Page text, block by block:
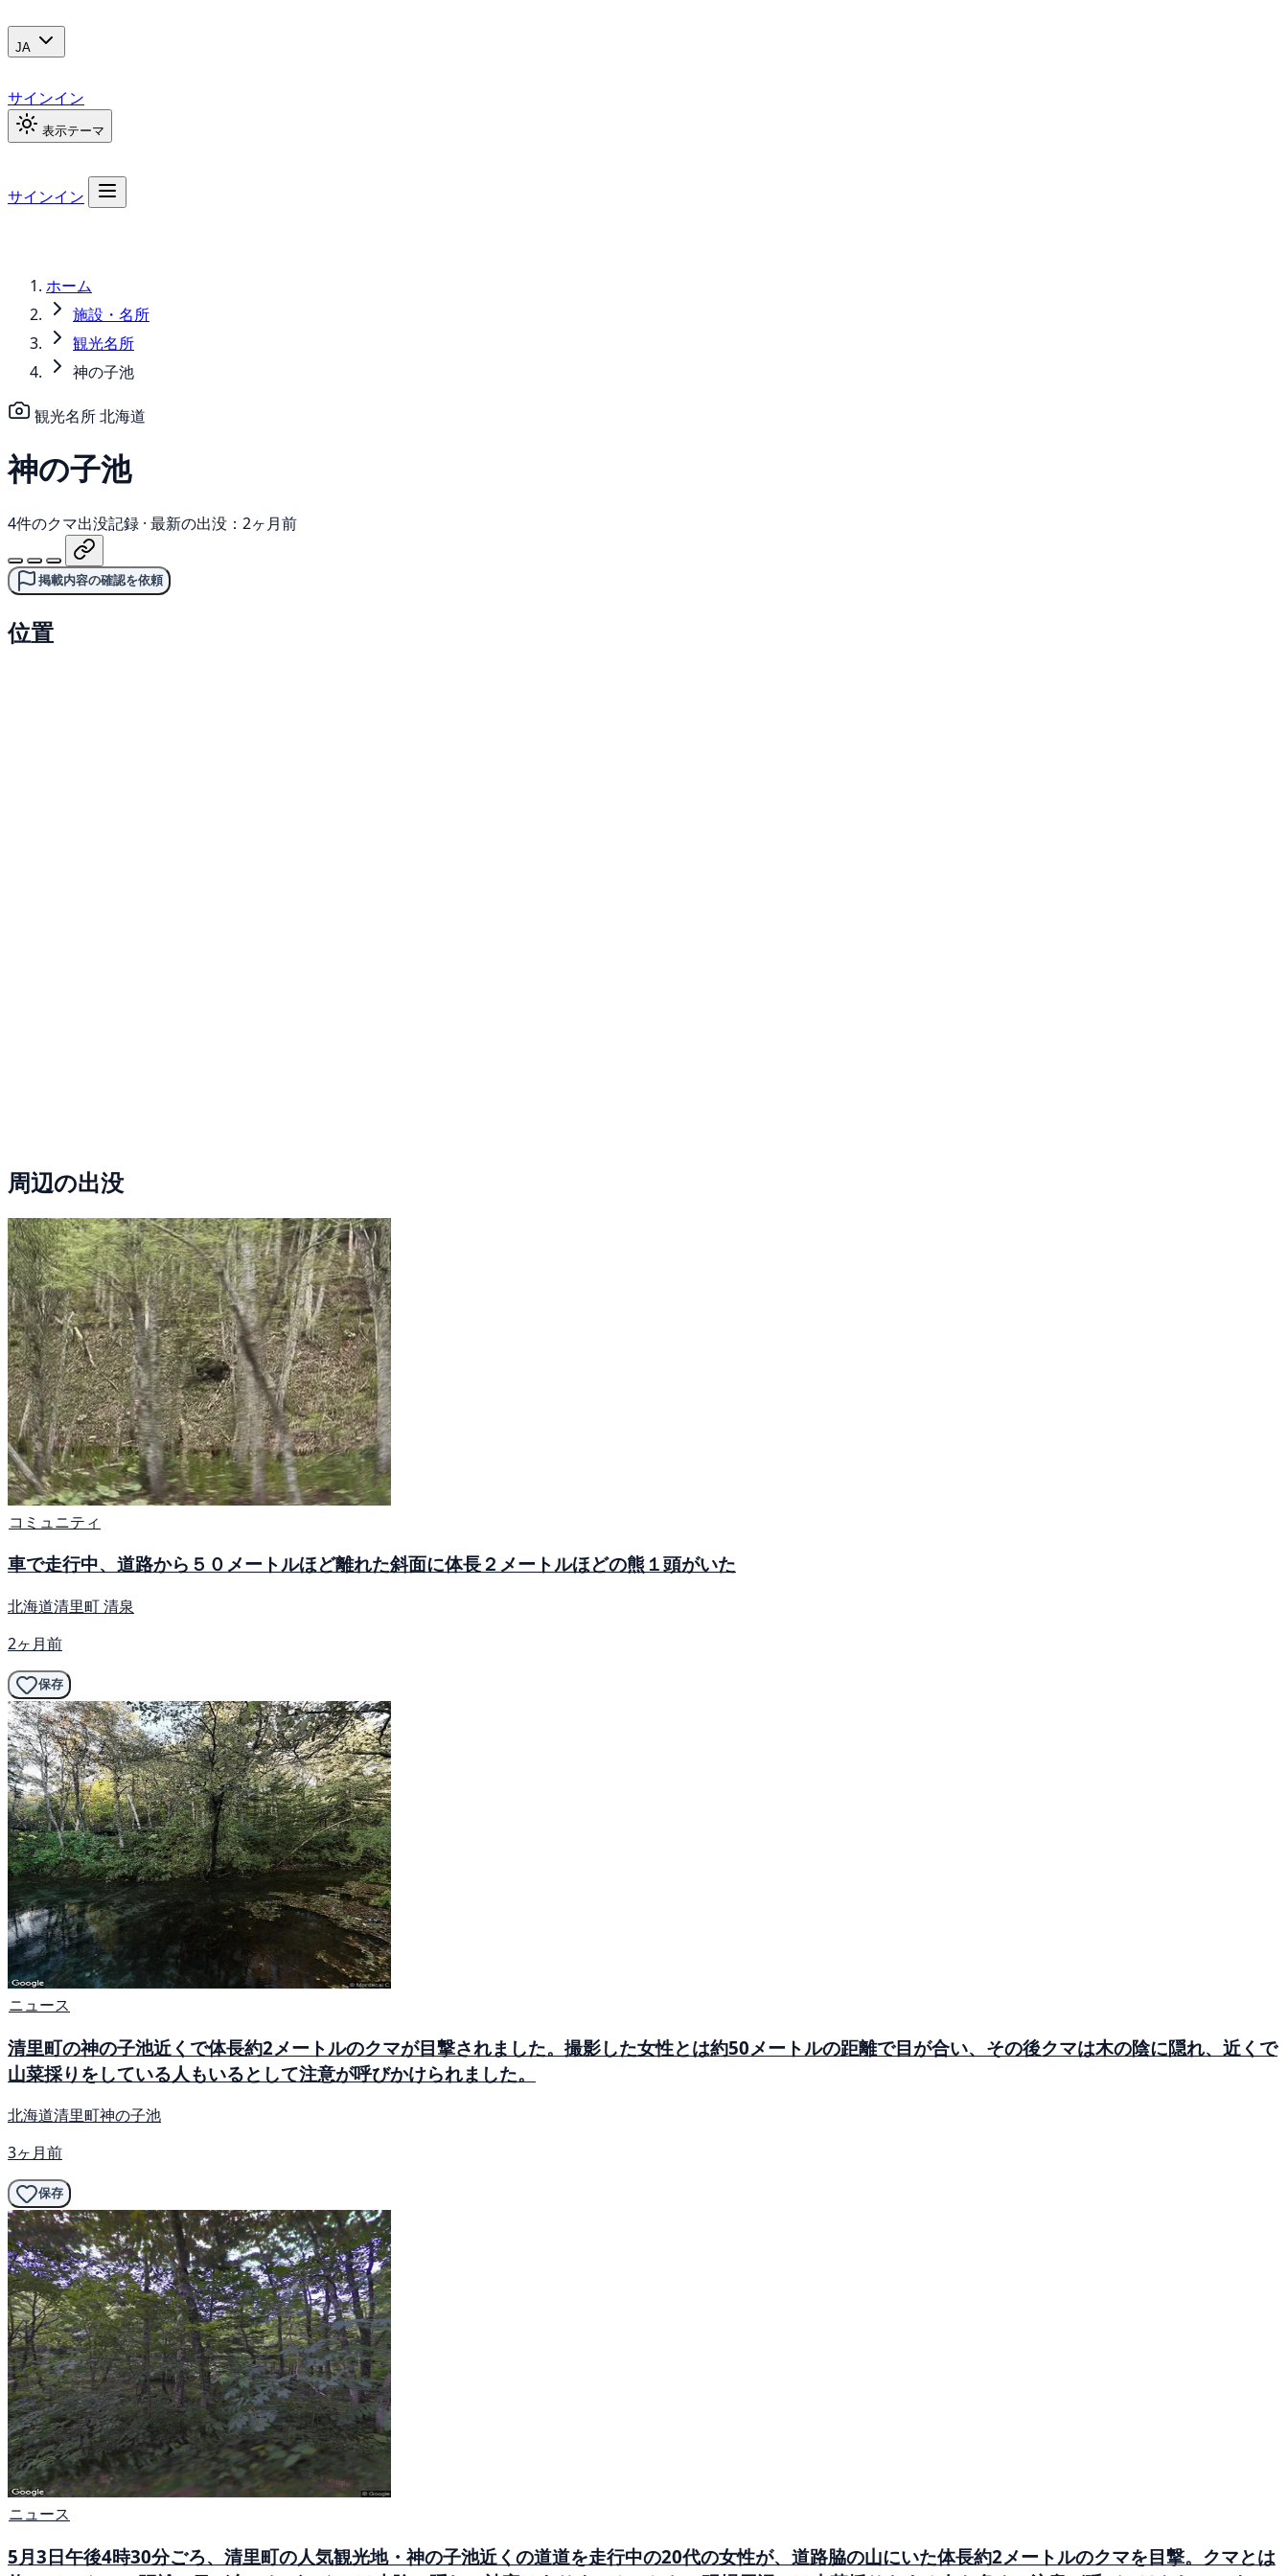
JA
サインイン
表示テーマ
サインイン
ホーム
施設・名所
観光名所
神の子池
観光名所北海道
神の子池
4件のクマ出没記録 · 最新の出没：2ヶ月前
掲載内容の確認を依頼
位置
周辺の出没
コミュニティ
車で走行中、道路から５０メートルほど離れた斜面に体長２メートルほどの熊１頭がいた
北海道清里町 清泉
2ヶ月前
保存
ニュース
清里町の神の子池近くで体長約2メートルのクマが目撃されました。撮影した女性とは約50メートルの距離で目が合い、その後クマは木の陰に隠れ、近くで
山菜採りをしている人もいるとして注意が呼びかけられました。
北海道清里町神の子池
3ヶ月前
保存
ニュース
5月3日午後4時30分ごろ、清里町の人気観光地・神の子池近くの道道を走行中の20代の女性が、道路脇の山にいた体長約2メートルのクマを目撃。クマとは